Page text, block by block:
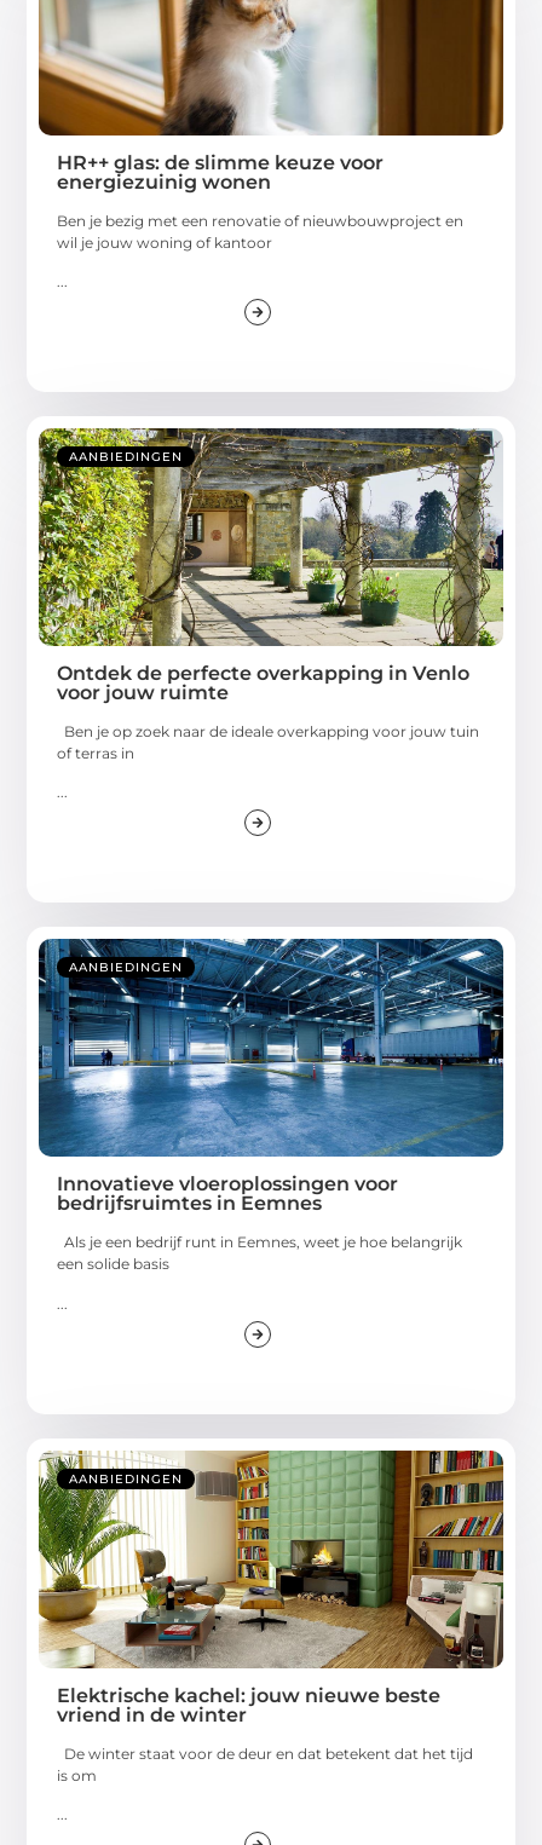
HR++ glas: de slimme keuze voor
energiezuinig wonen
Ben je bezig met een renovatie of nieuwbouwproject en
wil je jouw woning of kantoor
...
AANBIEDINGEN
Ontdek de perfecte overkapping in Venlo
voor jouw ruimte
Ben je op zoek naar de ideale overkapping voor jouw tuin
of terras in
...
AANBIEDINGEN
Innovatieve vloeroplossingen voor
bedrijfsruimtes in Eemnes
Als je een bedrijf runt in Eemnes, weet je hoe belangrijk
een solide basis
AANBIEDINGEN
Elektrische kachel: jouw nieuwe beste
vriend in de winter
De winter staat voor de deur en dat betekent dat het tijd
is om
...